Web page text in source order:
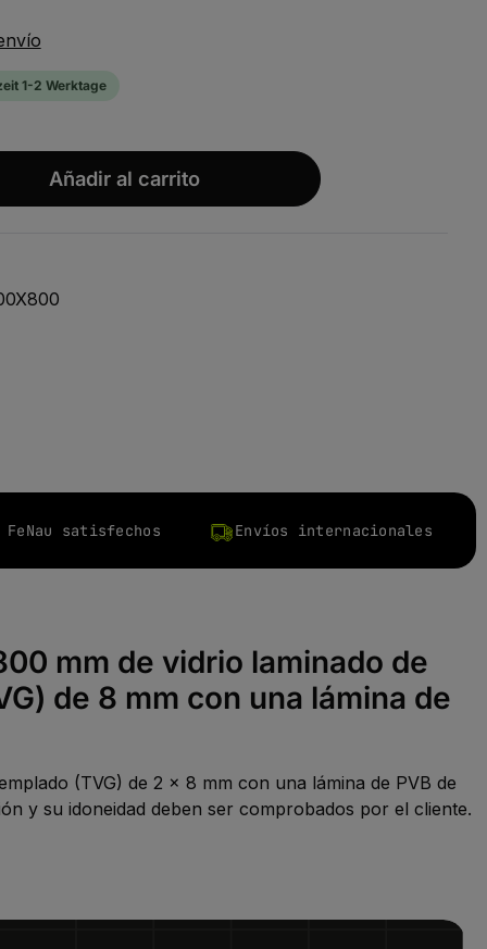
1-2 Werktage
Wert ein oder benutze die
Añadir al carrito
satisfechos Envíos internacionales
mm de vidrio laminado de
de 8 mm con una lámina de
(TVG) de 2 x 8 mm con una lámina de PVB de
y su idoneidad deben ser comprobados por el cliente.